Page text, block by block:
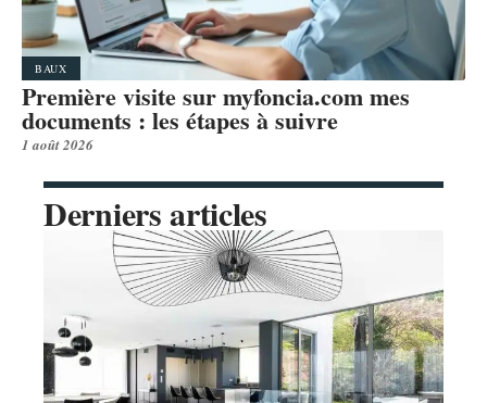
BAUX
Première visite sur myfoncia.com mes
documents : les étapes à suivre
1 août 2026
Derniers articles